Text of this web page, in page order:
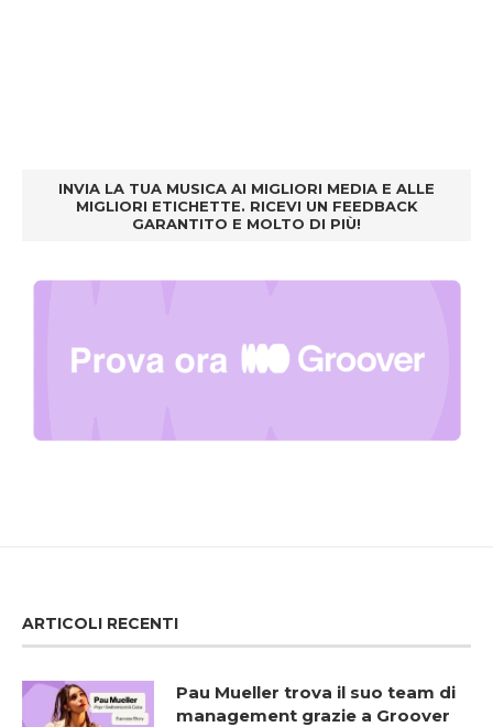
INVIA LA TUA MUSICA AI MIGLIORI MEDIA E ALLE
MIGLIORI ETICHETTE. RICEVI UN FEEDBACK
GARANTITO E MOLTO DI PIÙ!
ARTICOLI RECENTI
Pau Mueller trova il suo team di
management grazie a Groover